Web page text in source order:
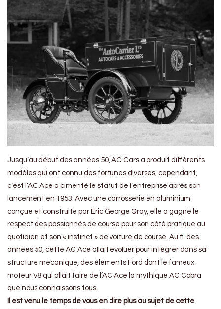
Jusqu’au début des années 50, AC Cars a produit différents
modèles qui ont connu des fortunes diverses, cependant,
c’est l’AC Ace a cimenté le statut de l’entreprise après son
lancement en 1953. Avec une carrosserie en aluminium
conçue et construite par Eric George Gray, elle a gagné le
respect des passionnés de course pour son côté pratique au
quotidien et son « instinct » de voiture de course. Au fil des
années 50, cette AC Ace allait évoluer pour intégrer dans sa
structure mécanique, des éléments Ford dont le fameux
moteur V8 qui allait faire de l’AC Ace la mythique AC Cobra
que nous connaissons tous.
Il est venu le temps de vous en dire plus au sujet de cette